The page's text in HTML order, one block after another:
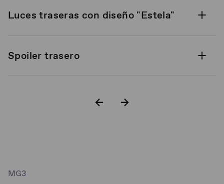
Luces traseras con diseño "Estela"
Spoiler trasero
Rines en aluminio bitono de 16"
MG3